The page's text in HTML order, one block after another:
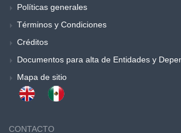
Políticas generales
Términos y Condiciones
Créditos
Documentos para alta de Entidades y
Mapa de sitio
CONTACTO